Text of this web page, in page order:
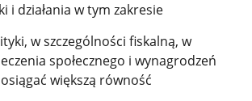
i działania w tym zakresie
w szczególności fiskalną, w
społecznego i wynagrodzeń
większą równość